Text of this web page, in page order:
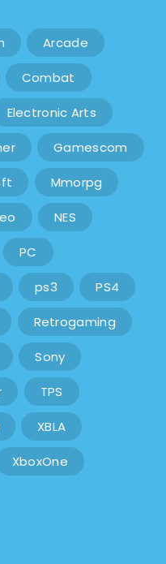
Arcade
Combat
Electronic Arts
Gamescom
Mmorpg
NES
PC
ps3 PS4
Retrogaming
Sony
TPS
XBLA
XboxOne